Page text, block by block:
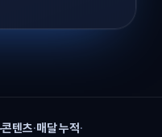
텐츠·매달 누적·